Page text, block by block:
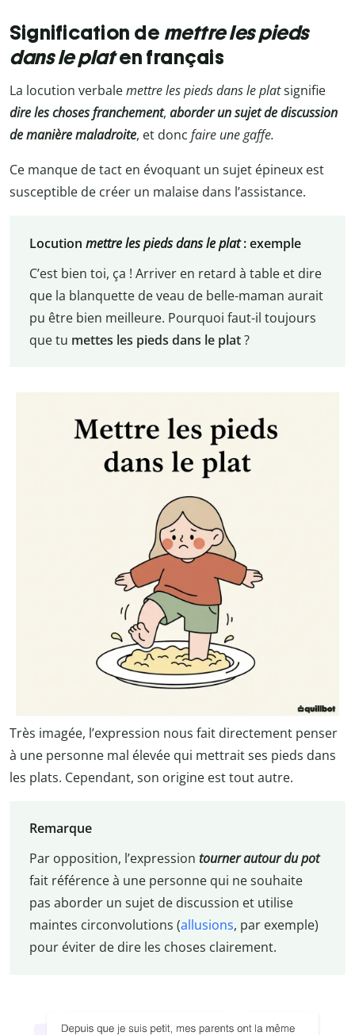
Signification de mettre les pieds
dans le platen français
La locution verbalemettre les pieds dans le platsignifie
dire les choses franchement, aborder un sujet de discussion
de manière maladroite, et donc faire une gaffe.
Ce manque de tact en évoquant un sujet épineux est
susceptible de créer un malaise dans l’assistance.
Locution mettre les pieds dans le plat:exemple
C’est bien toi, ça ! Arriver en retard à table et dire
que la blanquette de veau de belle-maman aurait
pu être bien meilleure. Pourquoi faut-il toujours
que tu mettes les pieds dans le plat?
Très imagée, l’expression nous fait directement penser
à une personne mal élevée qui mettrait ses pieds dans
les plats. Cependant, son origine est tout autre.
Remarque
Par opposition, l’expression tourner autour du pot
fait référence à une personne qui ne souhaite
pas aborder un sujet de discussion et utilise
maintes circonvolutions (allusions, par exemple)
pour éviter de dire les choses clairement.